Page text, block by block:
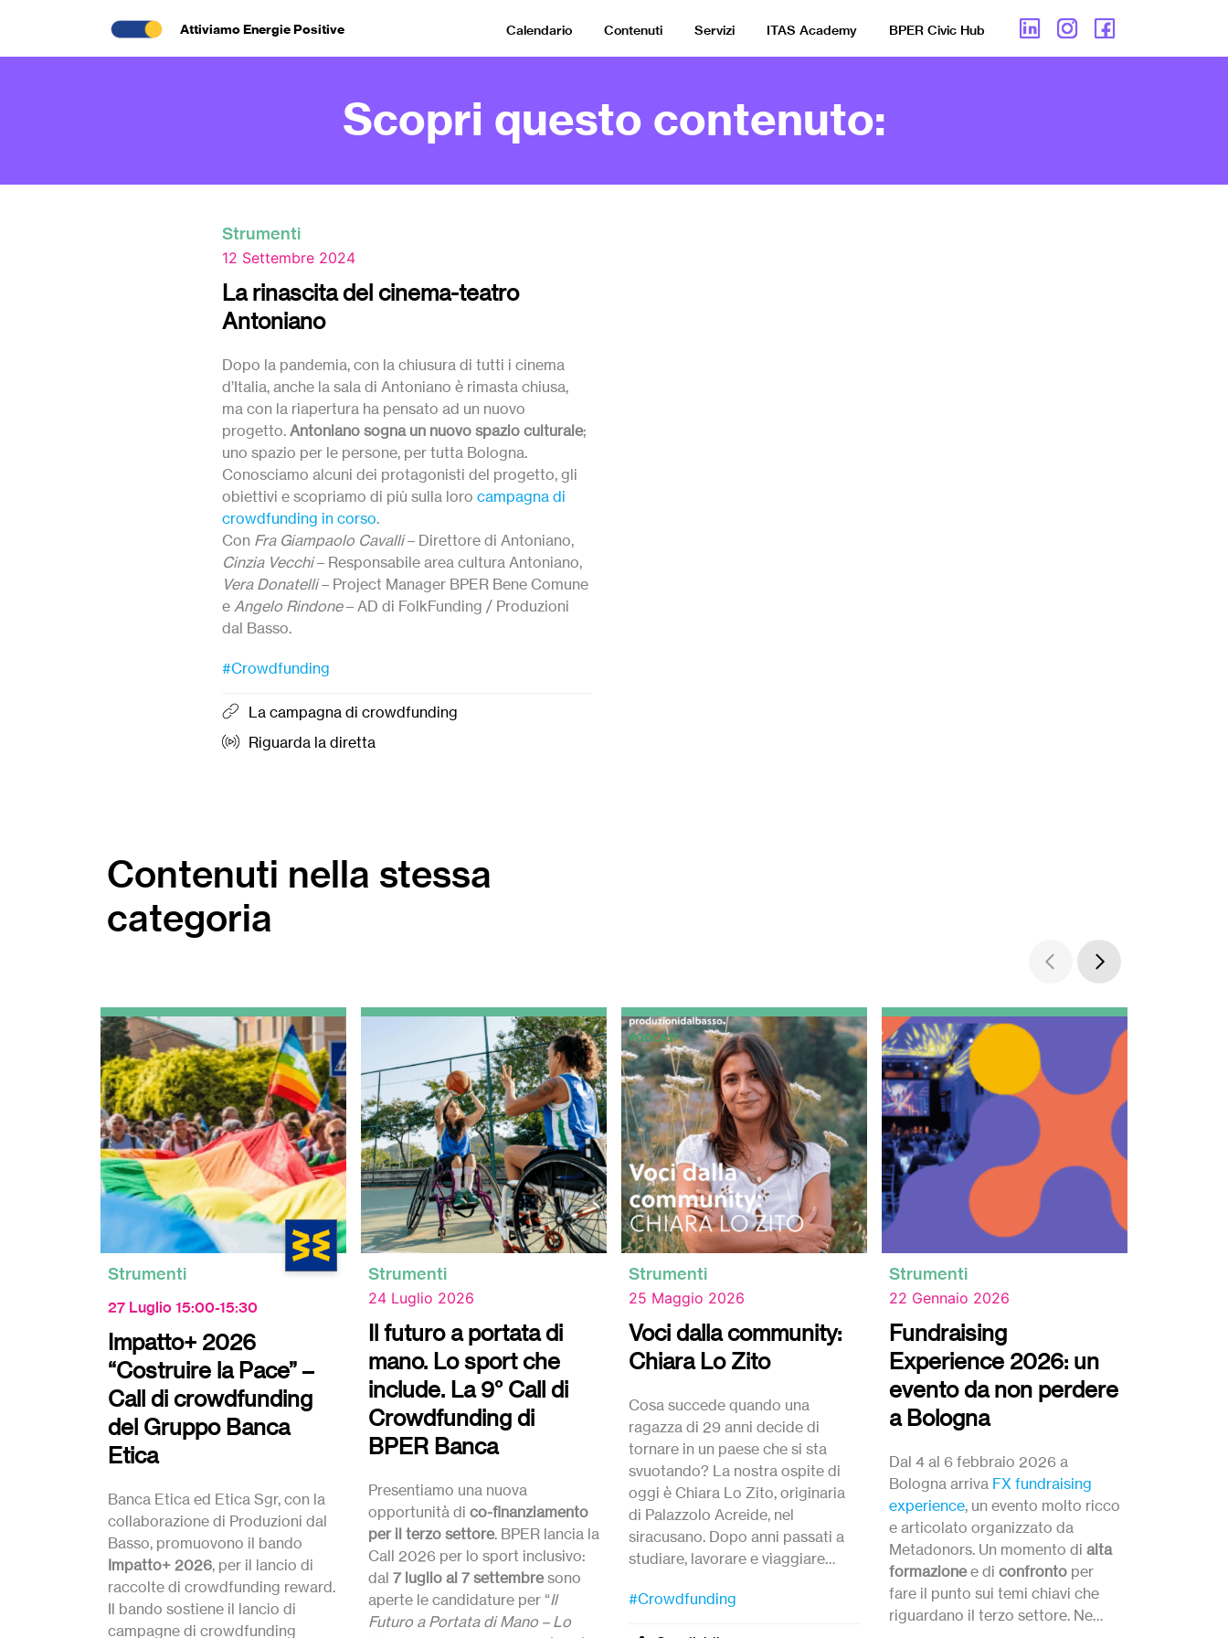
Attiviamo Energie Positive Calendario Contenuti Servizi ITAS Academy BPER Civic Hub
Scopri questo contenuto:
Strumenti
12 Settembre 2024
La rinascita del cinema-teatro
Antoniano
Dopo la pandemia, con la chiusura di tutti i cinema
d’Italia, anche la sala di Antoniano è rimasta chiusa,
ma con la riapertura ha pensato ad un nuovo
progetto. Antoniano sogna un nuovo spazio culturale;
uno spazio per le persone, per tutta Bologna.
Conosciamo alcuni dei protagonisti del progetto, gli
obiettivi e scopriamo di più sulla loro campagna di
crowdfunding in corso.
Con Fra Giampaolo Cavalli– Direttore di Antoniano,
Cinzia Vecchi– Responsabile area cultura Antoniano,
Vera Donatelli– Project Manager BPER Bene Comune
e Angelo Rindone– AD di FolkFunding / Produzioni
dal Basso.
#Crowdfunding
La campagna di crowdfunding
Riguarda la diretta
Contenuti nella stessa
categoria
Strumenti
27 Luglio 15:00-15:30
Impatto+ 2026
“Costruire la Pace” –
Call di crowdfunding
del Gruppo Banca
Etica
Banca Etica ed Etica Sgr, con la
collaborazione di Produzioni dal
Basso, promuovono il bando
Impatto+ 2026, per il lancio di
raccolte di crowdfunding reward.
Il bando sostiene il lancio di
campagne di crowdfunding
Strumenti
24 Luglio 2026
Il futuro a portata di
mano. Lo sport che
include. La 9° Call di
Crowdfunding di
BPER Banca
Presentiamo una nuova
opportunità di co-finanziamento
per il terzo settore. BPER lancia la
Call 2026 per lo sport inclusivo:
dal 7 luglio al 7 settembresono
aperte le candidature per “Il
Futuro a Portata di Mano – Lo
Strumenti
25 Maggio 2026
Voci dalla community:
Chiara Lo Zito
Cosa succede quando una
ragazza di 29 anni decide di
tornare in un paese che si sta
svuotando? La nostra ospite di
oggi è Chiara Lo Zito, originaria
di Palazzolo Acreide, nel
siracusano. Dopo anni passati a
studiare, lavorare e viaggiare
un’idea: riaprire un bar di
#Crowdfunding
Strumenti
22 Gennaio 2026
Fundraising
Experience 2026: un
evento da non perdere
a Bologna
Dal 4 al 6 febbraio 2026 a
Bologna arriva FX fundraising
experience, un evento molto ricco
e articolato organizzato da
Metadonors. Un momento di alta
formazionee di confronto per
fare il punto sui temi chiavi che
riguardano il terzo settore. Ne